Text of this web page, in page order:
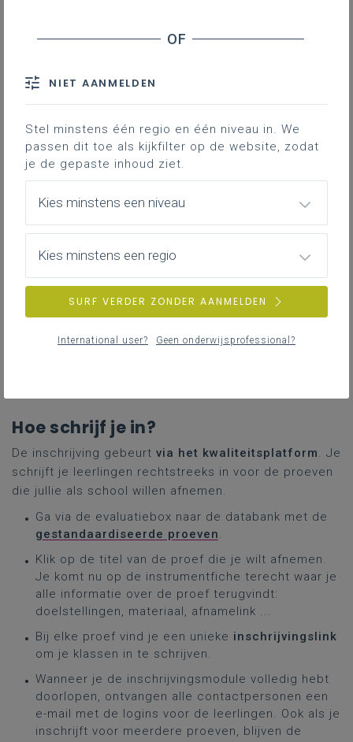
toetsen vanaf schooljaar 2025‑2026 de verplichte
langer aan binnen IDP.
interne kwaliteitsontwikkelingbouw je immers uit op
méér dan enkel Nederlands en wiskunde. Via IDP krijg
je betrouwbare informatie over andere leergebieden
bestaan.
Katholiek Onderwijs Vlaanderen investeert bovendien
volop in het optimaliseren van de toets- en
feedbackomgeving en in nieuwe gestandaardiseerde
instrumenten, ook voor moeilijker te evalueren
inhouden.
Daarom nodigen we je graag uit om ook dit jaar in te
Hoe schrijf je in?
De inschrijving gebeurt via het kwaliteitsplatform. Je
schrijft je leerlingen rechtstreeks in voor de proeven
die jullie als school willen afnemen.
Ga via de evaluatiebox naar de databank met de
gestandaardiseerde proeven.
Klik op de titel van de proef die je wilt afnemen.
Je komt nu op de instrumentfiche terecht waar je
alle informatie over de proef terugvindt:
doelstellingen, materiaal, afnamelink ...
Bij elke proef vind je een unieke inschrijvingslink
om je klassen in te schrijven.
Wanneer je de inschrijvingsmodule volledig hebt
doorlopen, ontvangen alle contactpersonen een
e-mail met de logins voor de leerlingen. Ook als je
inschrijft voor meerdere proeven, blijven de
NIET AANMELDEN
Stel minstens één regio en één niveau in. We
passen dit toe als kijkfilter op de website, zodat
je de gepaste inhoud ziet.
Kies minstens een niveau
Kies minstens een regio
SURF VERDER ZONDER AANMELDEN
International user? Geen onderwijsprofessional?